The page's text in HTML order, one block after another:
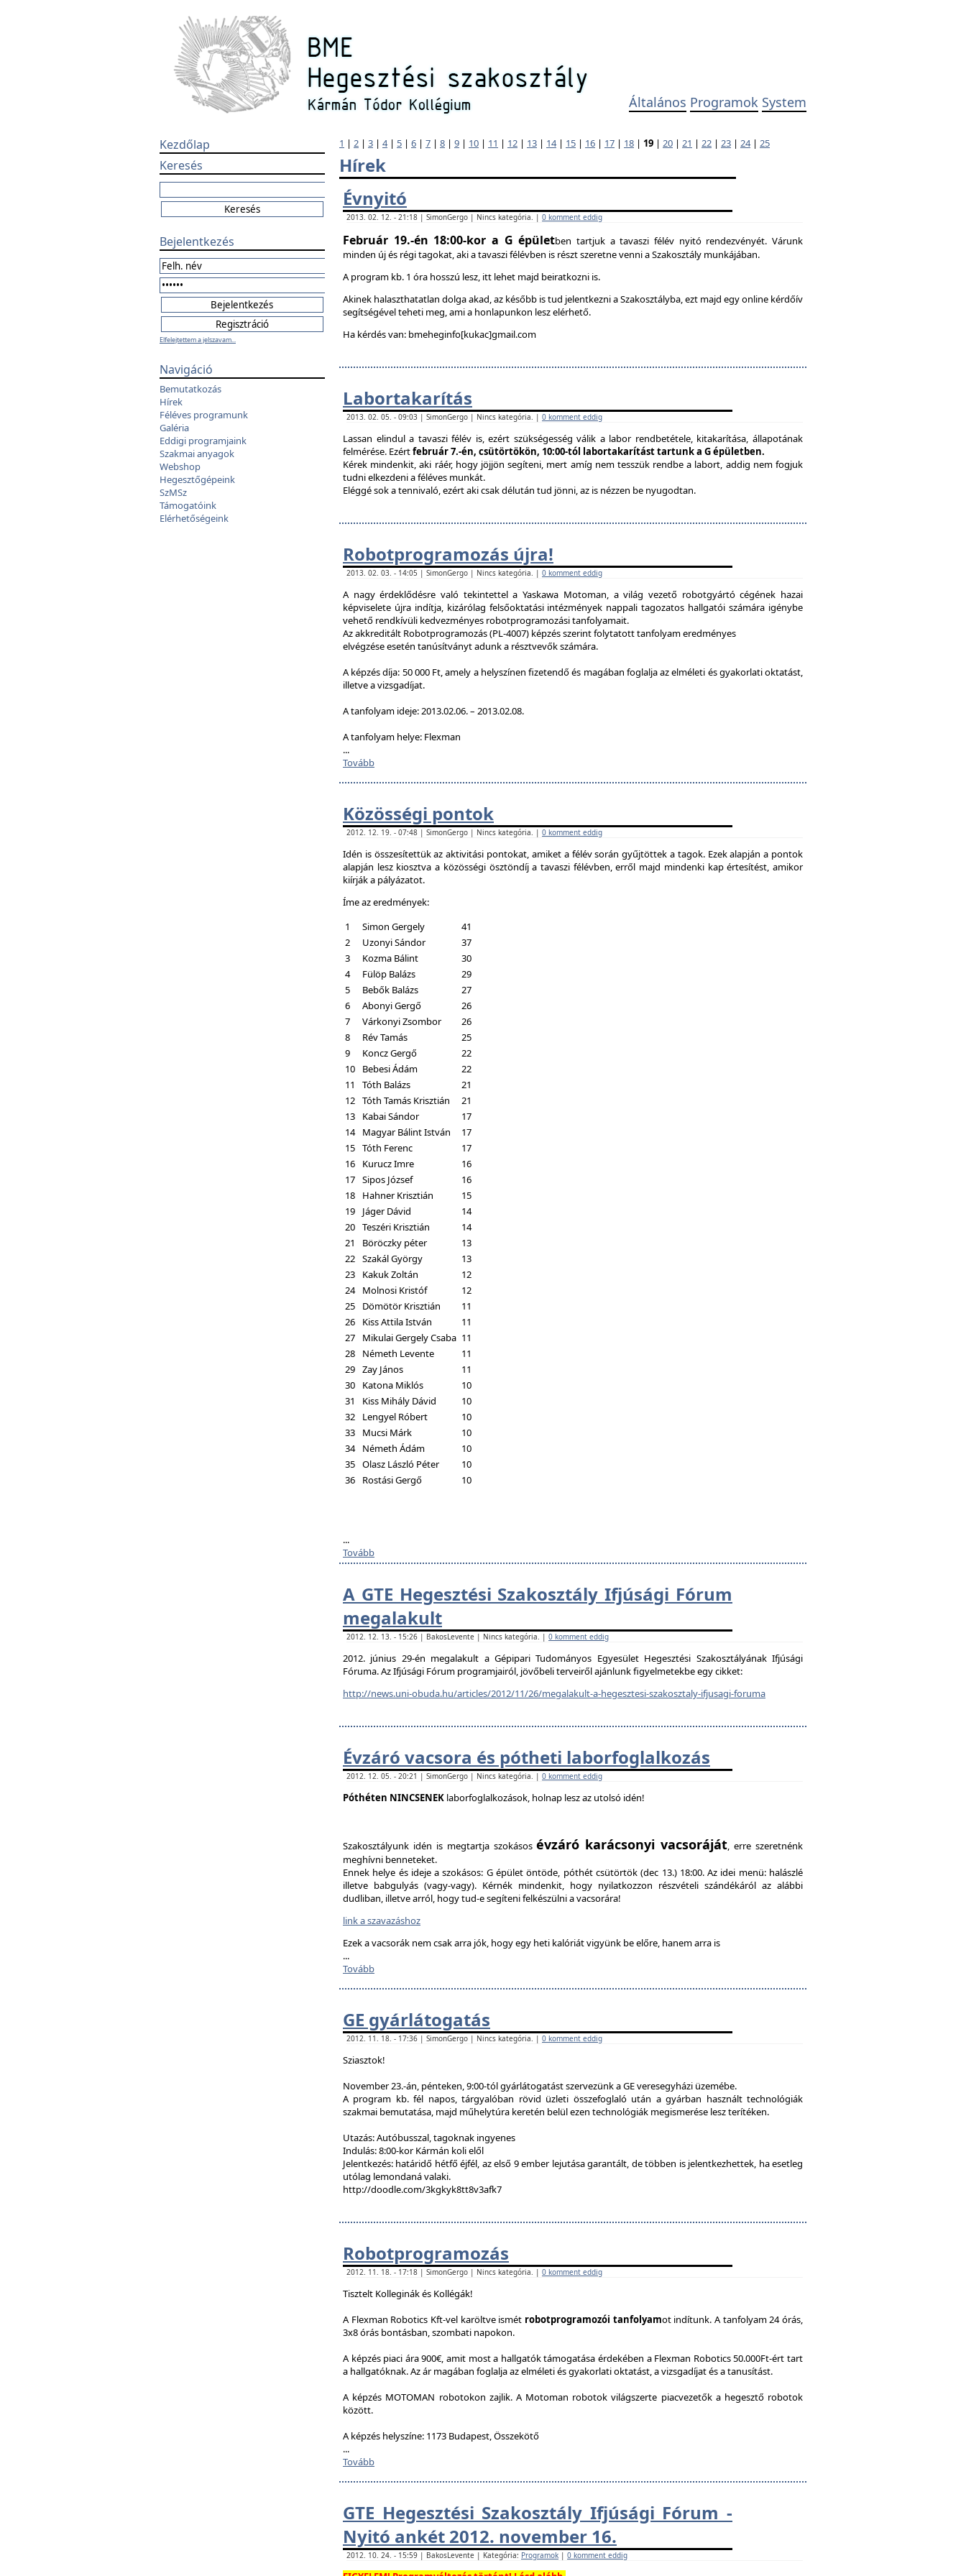
Általános Programok System
Kezdőlap
Keresés
Bejelentkezés
Elfelejtettem a jelszavam...
Navigáció
Bemutatkozás
Hírek
Féléves programunk
Galéria
Eddigi programjaink
Szakmai anyagok
Webshop
Hegesztőgépeink
SzMSz
Támogatóink
Elérhetőségeink
1 | 2 | 3 | 4| 5 | 6 | 7 | 8 | 9 | 10 | 11 | 12 | 13 | 14| 15 | 16 | 17 | 18 | 19 | 20 | 21 | 22 | 23 | 24| 25
Hírek
Évnyitó
2013. 02. 12. - 21:18 | SimonGergo | Nincs kategória. | 0 komment eddig
Február 19.-én 18:00-kor a G épületben tartjuk a tavaszi félév nyitó rendezvényét. Várunk
minden új és régi tagokat, aki a tavaszi félévben is részt szeretne venni a Szakosztály munkájában.
A program kb. 1 óra hosszú lesz, itt lehet majd beiratkozni is.
Akinek halaszthatatlan dolga akad, az később is tud jelentkezni a Szakosztályba, ezt majd egy online kérdőív
segítségével teheti meg, ami a honlapunkon lesz elérhető.
Ha kérdés van: bmeheginfo[kukac]gmail.com
Labortakarítás
2013. 02. 05. - 09:03 | SimonGergo | Nincs kategória. | 0 komment eddig
Lassan elindul a tavaszi félév is, ezért szükségesség válik a labor rendbetétele, kitakarítása, állapotának
felmérése. Ezértfebruár 7.-én, csütörtökön, 10:00-tól labortakarítást tartunk a G épületben.
Kérek mindenkit, aki ráér, hogy jöjjön segíteni, mert amíg nem tesszük rendbe a labort, addig nem fogjuk
tudni elkezdeni a féléves munkát.
Eléggé sok a tennivaló, ezért aki csak délután tud jönni, az is nézzen be nyugodtan.
Robotprogramozás újra!
2013. 02. 03. - 14:05 | SimonGergo | Nincs kategória. | 0 komment eddig
A nagy érdeklődésre való tekintettel a Yaskawa Motoman, a világ vezető robotgyártó cégének hazai
képviselete újra indítja, kizárólag felsőoktatási intézmények nappali tagozatos hallgatói számára igénybe
vehető rendkívüli kedvezményes robotprogramozási tanfolyamait.
Az akkreditált Robotprogramozás (PL-4007) képzés szerint folytatott tanfolyam eredményes
elvégzése esetén tanúsítványt adunk a résztvevők számára.
A képzés díja: 50 000 Ft, amely a helyszínen fizetendő és magában foglalja az elméleti és gyakorlati oktatást,
illetve a vizsgadíjat.
A tanfolyam ideje: 2013.02.06. – 2013.02.08.
A tanfolyam helye: Flexman
...
Tovább
Közösségi pontok
2012. 12. 19. - 07:48 | SimonGergo | Nincs kategória. | 0 komment eddig
Idén is összesítettük az aktivitási pontokat, amiket a félév során gyűjtöttek a tagok. Ezek alapján a pontok
alapján lesz kiosztva a közösségi ösztöndíj a tavaszi félévben, erről majd mindenki kap értesítést, amikor
kiírják a pályázatot.
Íme az eredmények:
1
Simon Gergely
41
2
Uzonyi Sándor
37
3
Kozma Bálint
30
4
Fülöp Balázs
29
5
Bebők Balázs
27
6
Abonyi Gergő
26
7
Várkonyi Zsombor
26
8
Rév Tamás
25
9
Koncz Gergő
22
10
Bebesi Ádám
22
11
Tóth Balázs
21
12 Tóth Tamás Krisztián
21
13
Kabai Sándor
17
14 Magyar Bálint István
17
15 Tóth Ferenc
17
16
Kurucz Imre
16
17 Sipos József
16
18
Hahner Krisztián
15
19
Jáger Dávid
14
20 Teszéri Krisztián
14
21
Böröczky péter
13
22 Szakál György
13
23
Kakuk Zoltán
12
24
Molnosi Kristóf
12
25
Dömötör Krisztián
11
26
Kiss Attila István
11
27
Mikulai Gergely Csaba 11
28
Németh Levente
11
29 Zay János
11
30
Katona Miklós
10
31
Kiss Mihály Dávid
10
32
Lengyel Róbert
10
33
Mucsi Márk
10
34
Németh Ádám
10
35 Olasz László Péter
10
36
Rostási Gergő 10
...
Tovább
A GTE Hegesztési Szakosztály Ifjúsági Fórum
megalakult
2012. 12. 13. - 15:26 | BakosLevente | Nincs kategória. | 0 komment eddig
2012. június 29-én megalakult a Gépipari Tudományos Egyesület Hegesztési Szakosztályának Ifjúsági
Fóruma. Az Ifjúsági Fórum programjairól, jövőbeli terveiről ajánlunk figyelmetekbe egy cikket:
http://news.uni-obuda.hu/articles/2012/11/26/megalakult-a-hegesztesi-szakosztaly-ifjusagi-foruma
Évzáró vacsora és pótheti laborfoglalkozás
2012. 12. 05. - 20:21 | SimonGergo | Nincs kategória. | 0 komment eddig
Póthéten NINCSENEK laborfoglalkozások, holnap lesz az utolsó idén!
Szakosztályunk idén is megtartja szokásosévzáró karácsonyi vacsoráját, erre szeretnénk
meghívni benneteket.
Ennek helye és ideje a szokásos: G épület öntöde, póthét csütörtök (dec 13.) 18:00. Az idei menü: halászlé
illetve babgulyás (vagy-vagy). Kérnék mindenkit, hogy nyilatkozzon részvételi szándékáról az alábbi
dudliban, illetve arról, hogy tud-e segíteni felkészülni a vacsorára!
link a szavazáshoz
Ezek a vacsorák nem csak arra jók, hogy egy heti kalóriát vigyünk be előre, hanem arra is
...
Tovább
GE gyárlátogatás
2012. 11. 18. - 17:36 | SimonGergo | Nincs kategória. | 0 komment eddig
Sziasztok!
November 23.-án, pénteken, 9:00-tól gyárlátogatást szervezünk a GE veresegyházi üzemébe.
A program kb. fél napos, tárgyalóban rövid üzleti összefoglaló után a gyárban használt technológiák
szakmai bemutatása, majd műhelytúra keretén belül ezen technológiák megismerése lesz terítéken.
Utazás: Autóbusszal, tagoknak ingyenes
Indulás: 8:00-kor Kármán koli elől
Jelentkezés: határidő hétfő éjfél, az első 9 ember lejutása garantált, de többen is jelentkezhettek, ha esetleg
utólag lemondaná valaki.
http://doodle.com/3kgkyk8tt8v3afk7
Robotprogramozás
2012. 11. 18. - 17:18 | SimonGergo | Nincs kategória. | 0 komment eddig
Tisztelt Kolleginák és Kollégák!
A Flexman Robotics Kft-vel karöltve ismét robotprogramozói tanfolyamot indítunk. A tanfolyam 24 órás,
3x8 órás bontásban, szombati napokon.
A képzés piaci ára 900€, amit most a hallgatók támogatása érdekében a Flexman Robotics 50.000Ft-ért tart
a hallgatóknak. Az ár magában foglalja az elméleti és gyakorlati oktatást, a vizsgadíjat és a tanusítást.
A képzés MOTOMAN robotokon zajlik. A Motoman robotok világszerte piacvezetők a hegesztő robotok
között.
A képzés helyszíne: 1173 Budapest, Összekötő
...
Tovább
GTE Hegesztési Szakosztály Ifjúsági Fórum -
Nyitó ankét 2012. november 16.
2012. 10. 24. - 15:59 | BakosLevente | Kategória: Programok | 0 komment eddig